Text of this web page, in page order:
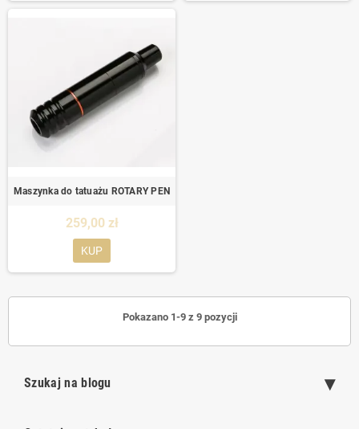
Szukaj na blogu
Maszynka do tatuażu ROTARY PEN
259,00 zł
KUP
Pokazano 1-9 z 9 pozycji